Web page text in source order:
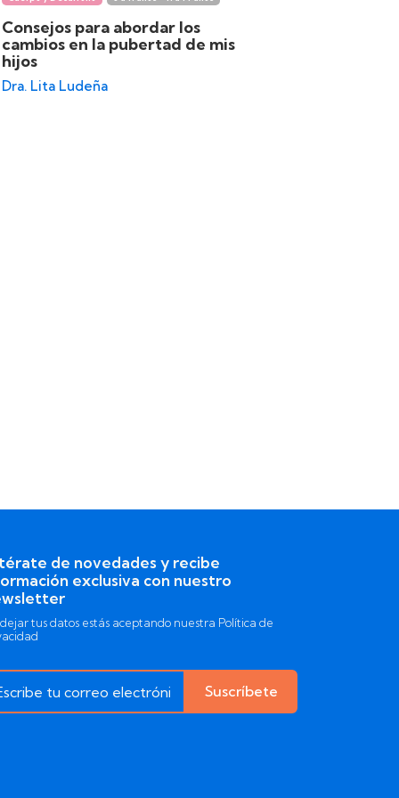
Consejos para abordar los
cambios en la pubertad de mis
hijos
Dra. Lita Ludeña
de novedades y recibe
exclusiva con nuestro
tus datos estás aceptando nuestra Política de
Suscríbete